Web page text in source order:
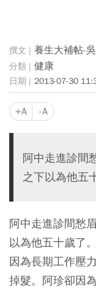
養生大補帖-
健康
2013-07-30
+A -A
阿中走進診間
之下以為他五
阿中走進診間愁
以為他五十歲了
因為長期工作壓
掉髮。阿珍卻因